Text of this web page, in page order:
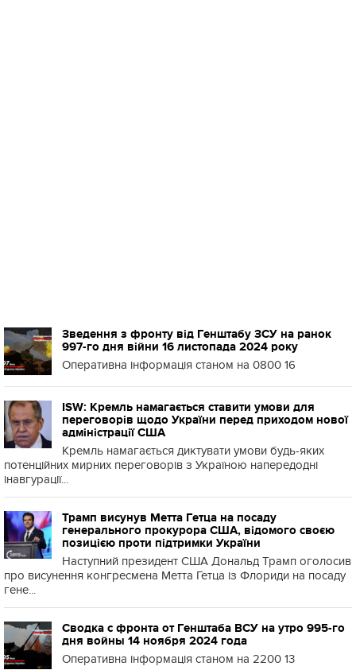
Зведення з фронту від Генштабу ЗСУ на ранок
997-го дня війни 16 листопада 2024 року
Оперативна інформація станом на 0800 16
ISW: Кремль намагається ставити умови для
переговорів щодо України перед приходом нової
адміністрації США
Кремль намагається диктувати умови будь-яких
потенційних мирних переговорів з Україною напередодні
інавгурації...
Трамп висунув Метта Гетца на посаду
генерального прокурора США, відомого своєю
позицією проти підтримки України
Наступний президент США Дональд Трамп оголосив
про висунення конгресмена Метта Гетца із Флориди на посаду
гене...
Сводка с фронта от Генштаба ВСУ на утро 995-го
дня войны 14 ноября 2024 года
Оперативна інформація станом на 2200 13